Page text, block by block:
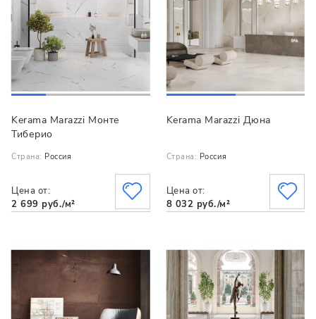
Kerama Marazzi Монте
Тиберио
Страна: Россия
Цена от:
2 699 руб./м²
Kerama Marazzi Дюна
Страна: Россия
Цена от:
8 032 руб./м²